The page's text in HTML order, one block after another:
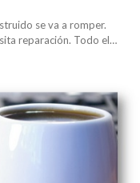
se va a romper.
reparación. Todo el
esfuerzo y energía para